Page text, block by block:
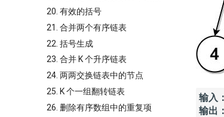
20. 有效的括号
21. 合并两个有序链表
22. 括号生成
23. 合并 K 个升序链表
24. 两两交换链表中的节点
25. K 个一组翻转链表
26. 删除有序数组中的重复项
输入：
输出：